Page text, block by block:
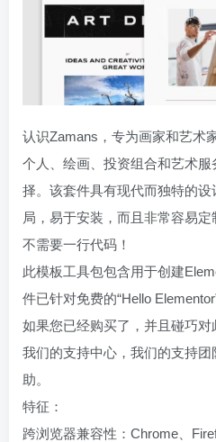
认识Zamans，专为画家和艺术
个人、绘画、投资组合和艺术
择。该套件具有现代而独特的
局，易于安装，而且非常容易
不需要一行代码！
此模板工具包包含用于创建
件已针对免费的“Hello
如果您已经购买了，并且碰巧
我们的支持中心，我们的支持
助。
特征：
跨浏览器兼容性：Chrome、